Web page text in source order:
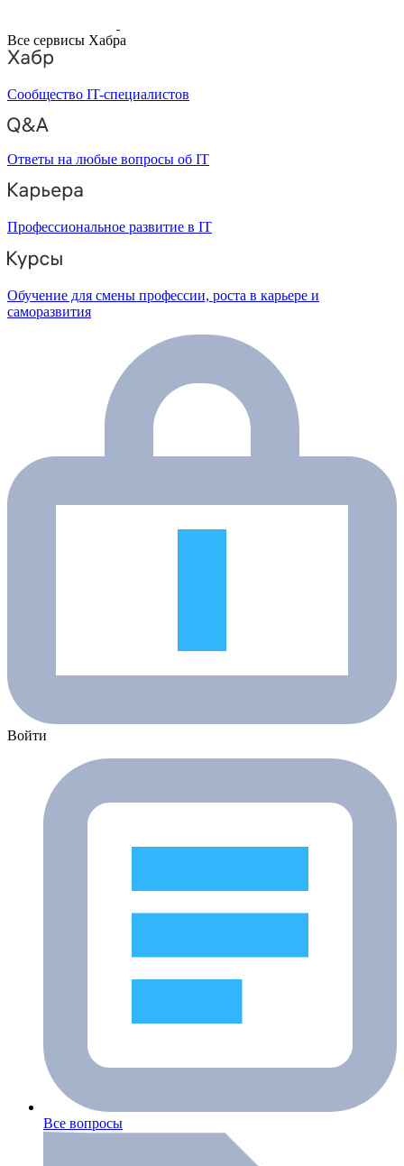
Все сервисы Хабра
Сообщество IT-специалистов
Ответы на любые вопросы об IT
Профессиональное развитие в IT
Обучение для смены профессии, роста в карьере и
саморазвития
Войти
Все вопросы